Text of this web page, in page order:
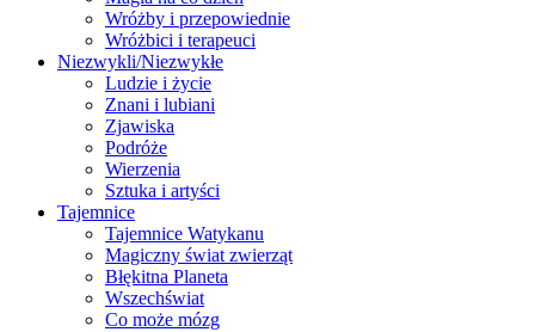
Wróżby i przepowiednie
Wróżbici i terapeuci
Niezwykli/Niezwykłe
Ludzie i życie
Znani i lubiani
Zjawiska
Podróże
Wierzenia
Sztuka i artyści
Tajemnice
Tajemnice Watykanu
Magiczny świat zwierząt
Błękitna Planeta
Wszechświat
Co może mózg